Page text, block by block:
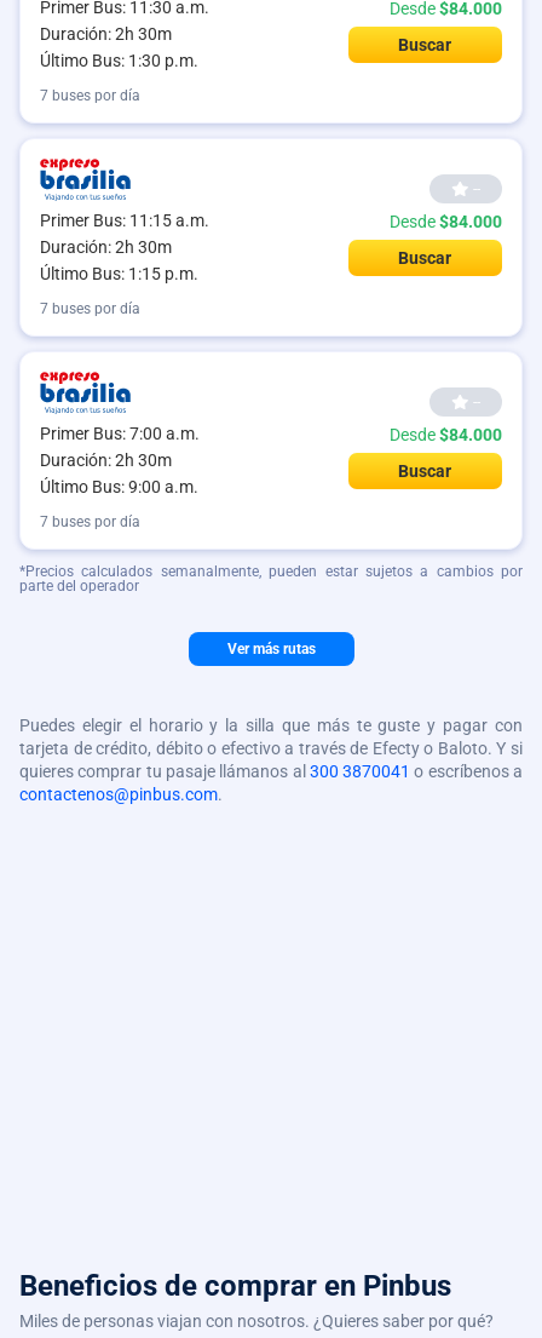
Primer Bus: 11:30 a.m.
Duración: 2h 30m
Último Bus: 1:30 p.m.
Desde$84.000
Buscar
7 buses por día
Primer Bus: 11:15 a.m.
Duración: 2h 30m
Último Bus: 1:15 p.m.
--
Desde$84.000
Buscar
7 buses por día
Primer Bus: 7:00 a.m.
Duración: 2h 30m
Último Bus: 9:00 a.m.
--
Desde$84.000
Buscar
7 buses por día
*Precios calculados semanalmente, pueden estar sujetos a cambios por
parte del operador
Ver más rutas
Puedes elegir el horario y la silla que más te guste y pagar con
tarjeta de crédito, débito o efectivo a través de Efecty o Baloto. Y si
quieres comprar tu pasaje llámanos al 300 3870041 o escríbenos a
contactenos@pinbus.com.
Beneficios de comprar en Pinbus
Miles de personas viajan con nosotros. ¿Quieres saber por qué?